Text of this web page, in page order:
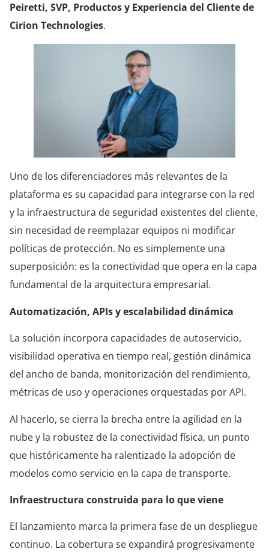
Peiretti, SVP, Productos y Experiencia del Cliente de
Cirion Technologies.
Uno de los diferenciadores más relevantes de la
plataforma es su capacidad para integrarse con la red
y la infraestructura de seguridad existentes del cliente,
sin necesidad de reemplazar equipos ni modificar
políticas de protección. No es simplemente una
superposición: es la conectividad que opera en la capa
fundamental de la arquitectura empresarial.
Automatización, APIs y escalabilidad dinámica
La solución incorpora capacidades de autoservicio,
visibilidad operativa en tiempo real, gestión dinámica
del ancho de banda, monitorización del rendimiento,
métricas de uso y operaciones orquestadas por API.
Al hacerlo, se cierra la brecha entre la agilidad en la
nube y la robustez de la conectividad física, un punto
que históricamente ha ralentizado la adopción de
modelos como servicio en la capa de transporte.
Infraestructura construida para lo que viene
El lanzamiento marca la primera fase de un despliegue
continuo. La cobertura se expandirá progresivamente